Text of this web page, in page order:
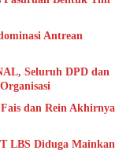
Antrean
Seluruh DPD dan
dan Rein Akhirnya
LBS Diduga Mainkan